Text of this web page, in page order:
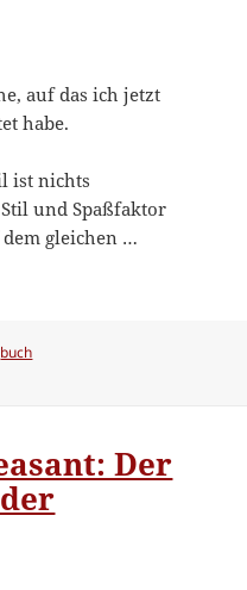
auf das ich jetzt
habe.
ist nichts
und Spaßfaktor
gleichen …
Schlagwörter
buch
Pleasant (2): Das
Der